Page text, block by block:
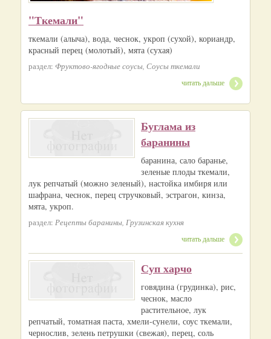
"Ткемали"
ткемали (алыча), вода, чеснок, укроп (сухой), кориандр,
красный перец (молотый), мята (сухая)
раздел: Фруктово-ягодные соусы, Соусы ткемали
читать дальше
Буглама из
баранины
баранина, сало баранье,
зеленые плоды ткемали,
лук репчатый (можно зеленый), настойка имбиря или
шафрана, чеснок, перец стручковый, эстрагон, кинза,
мята, укроп.
раздел: Рецепты баранины, Грузинская кухня
читать дальше
Суп харчо
говядина (грудинка), рис,
чеснок, масло
растительное, лук
репчатый, томатная паста, хмели-сунели, соус ткемали,
чернослив, зелень петрушки (свежая), перец, соль